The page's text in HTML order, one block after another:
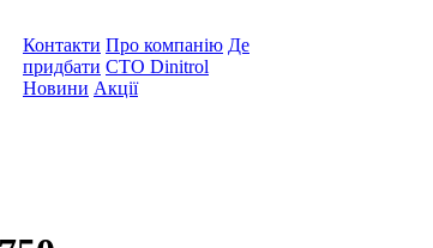
Контакти Про компанію Де
придбати СТО Dinitrol
Новини Акції